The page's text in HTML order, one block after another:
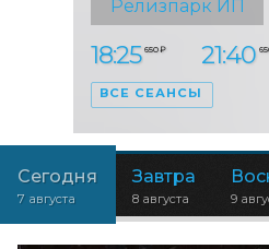
Релизпарк ИП
18:25 650 ₽ 21:40
ВСЕ СЕАНСЫ
Сегодня
7 августа
Завтра
8 августа 9